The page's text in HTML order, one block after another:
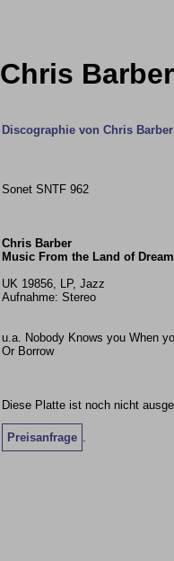
Chris
Discographie von Chris Barber
Sonet SNTF 962
Chris Barber
Music From the Land of
UK 19856, LP, Jazz
Aufnahme: Stereo
u.a. Nobody Knows you When
Or Borrow
Diese Platte ist noch nicht
Preisanfrage